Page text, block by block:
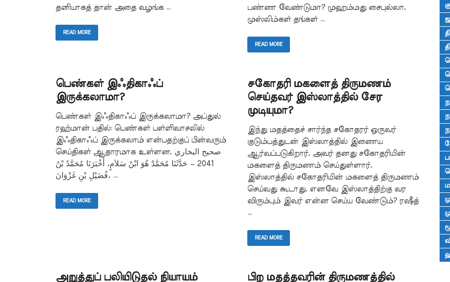
தனியாகத் தான் அதை வழங்க …
READ MORE
பண்ண வேண்டுமா? முஹம்மது சைபுல்லா.
முஸ்லிம்கள் தங்கள் …
READ MORE
பெண்கள் இஃதிகாஃப்
இருக்கலாமா?
பெண்கள் இஃதிகாஃப் இருக்கலாமா? அப்துல்
ரஹ்மான் பதில்: பெண்கள் பள்ளிவாசலில்
இஃதிகாஃப் இருக்கலாம் என்பதற்குப் பின்வரும்
செய்திகள் ஆதாரமாக உள்ளன. صحيح البخاري
2041 – حَدَّثَنَا مُحَمَّدٌ هُوَ ابْنُ سَلاَمٍ، أَخْبَرَنَا مُحَمَّدُ بْنُ
فُضَيْلِ بْنِ غَزْوَانَ، …
READ MORE
சகோதரி மகளைத் திருமணம்
செய்தவர் இஸ்லாத்தில் சேர
முடியுமா?
இந்து மதத்தைச் சார்ந்த சகோதரர் ஒருவர்
குடும்பத்துடன் இஸ்லாத்தில் இணைய
ஆர்வப்படுகிறார். அவர் தனது சகோதரியின்
மகளைத் திருமணம் செய்துள்ளார்.
இஸ்லாத்தில் சகோதரியின் மகளைத் திருமணம்
செய்வது கூடாது. எனவே இஸ்லாத்திற்கு வர
விரும்பும் இவர் என்ன செய்ய வேண்டும்? ரஷீத்
…
READ MORE
அறுத்துப் பலியிடுதல் நியாயம்
பிற மதத்தவரின் திருமணத்தில்